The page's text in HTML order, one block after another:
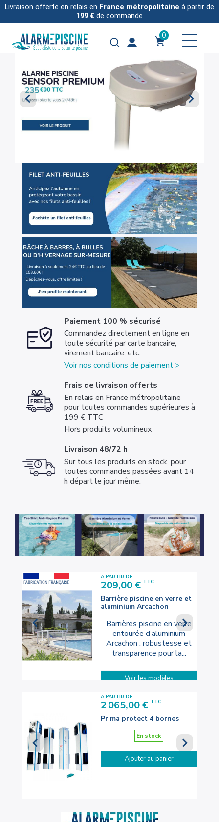
Livraison offerte en relais en France métropolitaine à partir de
199 € de commande
0
 
Paiement 100 % sécurisé
Commandez directement en ligne en
toute sécurité par carte bancaire,
virement bancaire, etc.
Voir nos conditions de paiement >
Frais de livraison offerts
En relais en France métropolitaine
pour toutes commandes supérieures à
199 € TTC
Hors produits volumineux
Livraison 48/72 h
Sur tous les produits en stock, pour
toutes commandes passées avant 14
h départ le jour même.
A PARTIR DE
Prix
209,00 € TTC
Barrière piscine en verre et
aluminium Arcachon
Barrières piscine en verre
entourée d’aluminium
Arcachon : robustesse et
transparence pour la...
Voir les modèles
 
A PARTIR DE
Prix
2 065,00 € TTC
Prima protect 4 bornes
En stock
Ajouter au panier
 